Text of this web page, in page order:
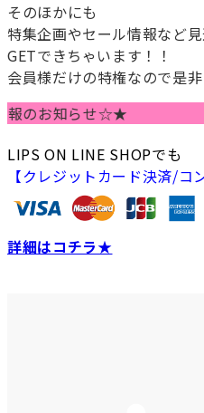
そのほかにも
特集企画やセール情報など
GETできちゃいます！！
会員様だけの特権なので是
知らせ☆★
LIPS ON LINE SHOPでも
【クレジットカード決済/コ
詳細はコチラ★